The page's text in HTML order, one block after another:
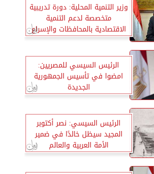
وزير التنمية المحلية: دورة تدريبية
متخصصة لدعم التنمية
الاقتصادية بالمحافظات والإسراع
بالتنمية
الرئيس السيسي للمصريين:
امضوا في تأسيس الجمهورية
الجديدة
الرئيس السيسي: نصر أكتوبر
المجيد سيظل خالدًا في ضمير
الأمة العربية والعالم